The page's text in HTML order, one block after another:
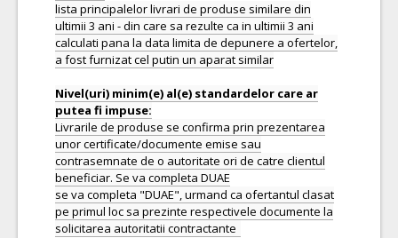
lista principalelor livrari de produse similare din
ultimii 3 ani - din care sa rezulte ca in ultimii 3 ani
calculati pana la data limita de depunere a ofertelor,
a fost furnizat cel putin un aparat similar
Nivel(uri) minim(e) al(e) standardelor care ar
Livrarile de produse se confirma prin prezentarea
unor certificate/documente emise sau
contrasemnate de o autoritate ori de catre clientul
beneficiar. Se va completa DUAE
se va completa "DUAE", urmand ca ofertantul clasat
pe primul loc sa prezinte respectivele documente la